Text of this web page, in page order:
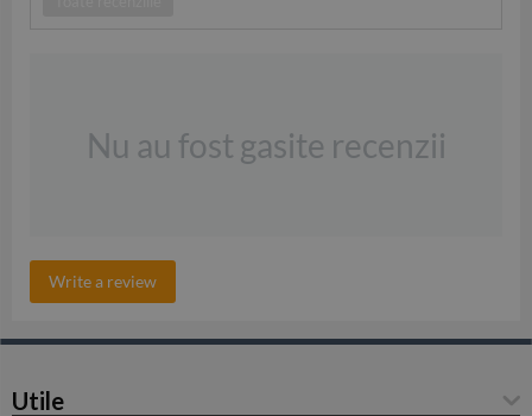
Nu au fost gasite recenzii
Write a review
Utile